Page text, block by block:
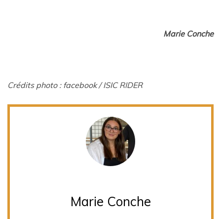
Marie Conche
Crédits photo : facebook / ISIC RIDER
Marie Conche